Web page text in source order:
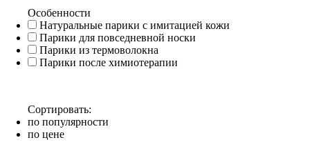
Особенности
Натуральные парики с имитацией кожи
Парики для повседневной носки
Парики из термоволокна
Парики после химиотерапии
Сортировать:
по популярности
по цене